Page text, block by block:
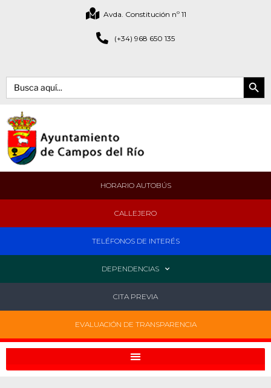
Avda. Constitución nº 11
(+34) 968 650 135
Buscar: Botón de
HORARIO AUTOBÚS
CALLEJERO
TELÉFONOS DE INTERÉS
DEPENDENCIAS
CITA PREVIA
EVALUACIÓN DE TRANSPARENCIA